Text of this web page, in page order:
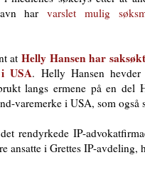
harvarslet mulig
at Helly Hansen har
USA. Helly Hansen
langs ermene på en del
varemerke i USA, som også
rendyrkede IP-
ansatte i Grettes IP-